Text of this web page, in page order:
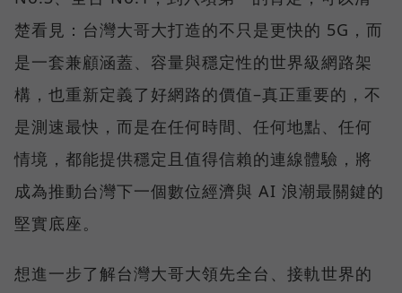
楚看見：台灣大哥大打造的不只是更快的 5G，而
是一套兼顧涵蓋、容量與穩定性的世界級網路架
構，也重新定義了好網路的價值–真正重要的，不
是測速最快，而是在任何時間、任何地點、任何
情境，都能提供穩定且值得信賴的連線體驗，將
成為推動台灣下一個數位經濟與 AI 浪潮最關鍵的
堅實底座。
想進一步了解台灣大哥大領先全台、接軌世界的